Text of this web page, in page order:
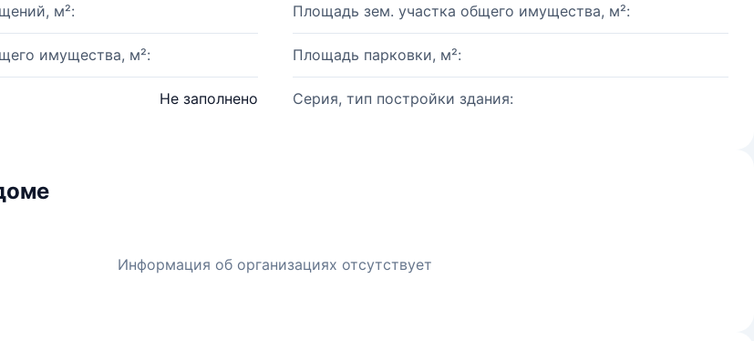
м²: Площадь зем. участка общего имущества, м²:
имущества, м²: Площадь парковки, м²:
Не заполнено Серия, тип постройки здания:
Информация об организациях отсутствует